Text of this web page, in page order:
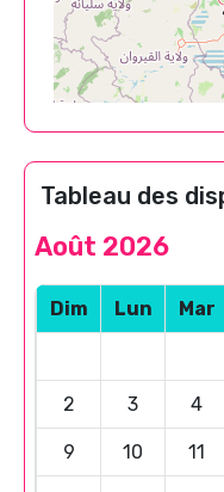
Tableau des
Août 2026
Dim Lun Mar
2 3 4
9 10 11